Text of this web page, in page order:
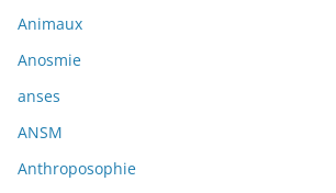
Animaux
Anosmie
anses
ANSM
Anthroposophie